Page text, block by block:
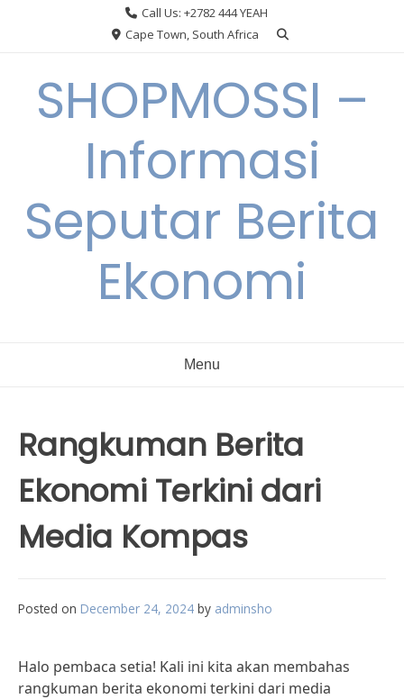
Call Us: +2782 444 YEAH
Cape Town, South Africa
SHOPMOSSI –
Informasi
Seputar Berita
Ekonomi
Menu
Rangkuman Berita
Ekonomi Terkini dari
Media Kompas
Posted on December 24, 2024 by adminsho
Halo pembaca setia! Kali ini kita akan membahas
rangkuman berita ekonomi terkini dari media